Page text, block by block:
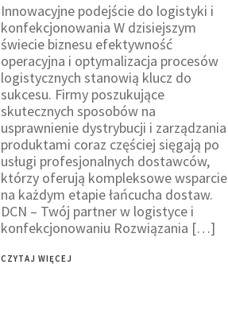
Innowacyjne podejście do logistyki i
konfekcjonowania W dzisiejszym
świecie biznesu efektywność
operacyjna i optymalizacja procesów
logistycznych stanowią klucz do
sukcesu. Firmy poszukujące
skutecznych sposobów na
usprawnienie dystrybucji i zarządzania
produktami coraz częściej sięgają po
usługi profesjonalnych dostawców,
którzy oferują kompleksowe wsparcie
na każdym etapie łańcucha dostaw.
DCN – Twój partner w logistyce i
konfekcjonowaniu Rozwiązania […]
CZYTAJ WIĘCEJ